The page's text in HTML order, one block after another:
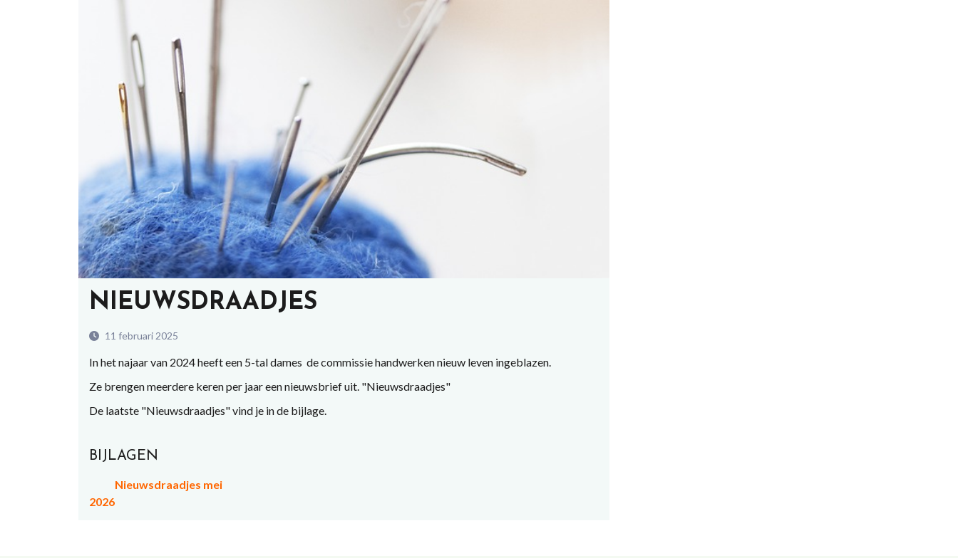
NIEUWSDRAADJES
11 februari 2025
In het najaar van 2024 heeft een 5-tal dames de commissie handwerken nieuw leven ingeblazen.
Ze brengen meerdere keren per jaar een nieuwsbrief uit. "Nieuwsdraadjes"
De laatste "Nieuwsdraadjes" vind je in de bijlage.
BIJLAGEN
Nieuwsdraadjes mei
2026